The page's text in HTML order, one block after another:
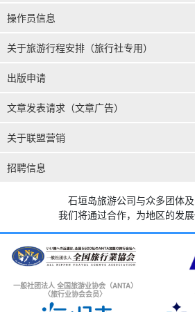
操作员信息
关于旅游行程安排（旅行社专用）
出版申请
文章发表请求（文章广告）
关于联盟营销
招聘信息
石垣岛旅游公司与众多团体
我们将通过合作，为地区的发展
一般社团法人 全国旅游业协会（ANTA）
〈旅行业协会会员〉